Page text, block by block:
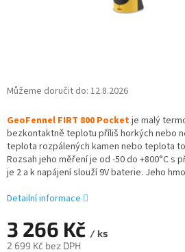
3 266 Kč / ks
2 699 Kč bez DPH
Můžeme doručit do: 12.8.2026
GeoFennel FIRT 800 Pocketje malý
bezkontaktně teplotu příliš horkých nebo
teplota rozpálených kamen nebo teplota
Rozsah jeho měření je od -50 do +800°C s
je 2 a k napájení slouží 9V baterie. Jeho
Detailní informace